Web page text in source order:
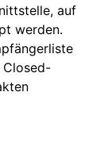
auf
werden.
Closed-